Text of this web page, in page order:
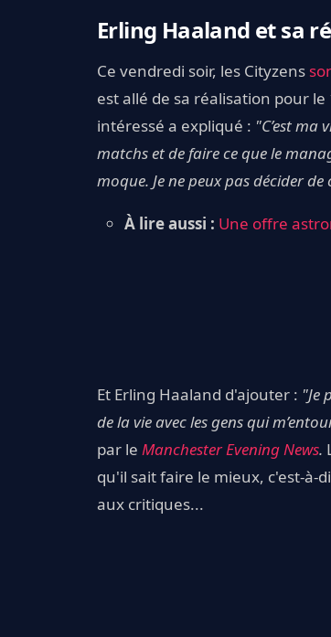
Erling Haaland et sa
Ce vendredi soir, les Cityzens
est allé de sa réalisation pour
intéressé a expliqué : "C’est ma
matchs et de faire ce que le
moque. Je ne peux pas décider de
À lire aussi : Une offre
Et Erling Haaland d'ajouter : "Je
de la vie avec les gens qui
par le Manchester Evening News.
qu'il sait faire le mieux, c'est-à-
aux critiques...